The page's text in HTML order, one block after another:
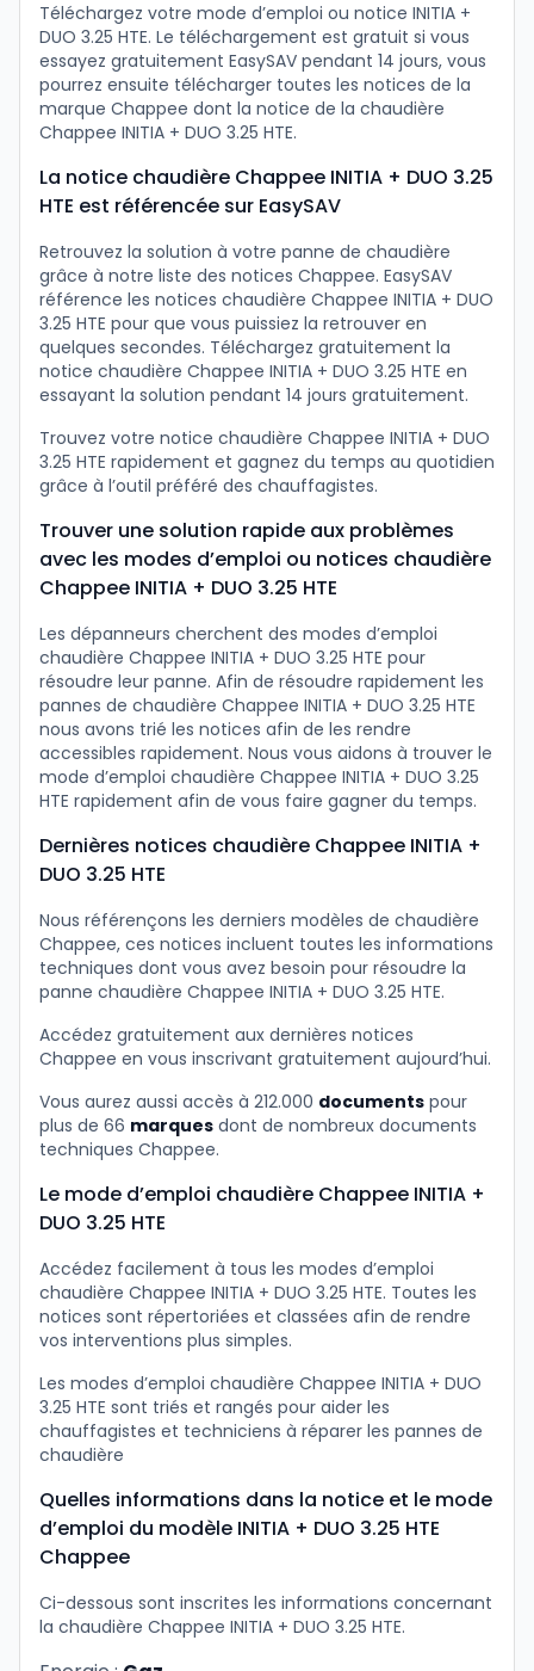
Téléchargez votre mode d’emploi ou notice INITIA +
DUO 3.25 HTE. Le téléchargement est gratuit si vous
essayez gratuitement EasySAV pendant 14 jours, vous
pourrez ensuite télécharger toutes les notices de la
marque Chappee dont la notice de la chaudière
Chappee INITIA + DUO 3.25 HTE.
La notice chaudière Chappee INITIA + DUO 3.25
HTE est référencée sur EasySAV
Retrouvez la solution à votre panne de chaudière
grâce à notre liste des notices Chappee. EasySAV
référence les notices chaudière Chappee INITIA + DUO
3.25 HTE pour que vous puissiez la retrouver en
quelques secondes. Téléchargez gratuitement la
notice chaudière Chappee INITIA + DUO 3.25 HTE en
essayant la solution pendant 14 jours gratuitement.
Trouvez votre notice chaudière Chappee INITIA + DUO
3.25 HTE rapidement et gagnez du temps au quotidien
grâce à l’outil préféré des chauffagistes.
Trouver une solution rapide aux problèmes
avec les modes d’emploi ou notices chaudière
Chappee INITIA + DUO 3.25 HTE
Les dépanneurs cherchent des modes d’emploi
chaudière Chappee INITIA + DUO 3.25 HTE pour
résoudre leur panne. Afin de résoudre rapidement les
pannes de chaudière Chappee INITIA + DUO 3.25 HTE
nous avons trié les notices afin de les rendre
accessibles rapidement. Nous vous aidons à trouver le
mode d’emploi chaudière Chappee INITIA + DUO 3.25
HTE rapidement afin de vous faire gagner du temps.
Dernières notices chaudière Chappee INITIA +
DUO 3.25 HTE
Nous référençons les derniers modèles de chaudière
Chappee, ces notices incluent toutes les informations
techniques dont vous avez besoin pour résoudre la
panne chaudière Chappee INITIA + DUO 3.25 HTE.
Accédez gratuitement aux dernières notices
Chappee en vous inscrivant gratuitement aujourd’hui.
Vous aurez aussi accès à 212.000 documents pour
plus de 66 marques dont de nombreux documents
techniques Chappee.
Le mode d’emploi chaudière Chappee INITIA +
DUO 3.25 HTE
Accédez facilement à tous les modes d’emploi
chaudière Chappee INITIA + DUO 3.25 HTE. Toutes les
notices sont répertoriées et classées afin de rendre
vos interventions plus simples.
Les modes d’emploi chaudière Chappee INITIA + DUO
3.25 HTE sont triés et rangés pour aider les
chauffagistes et techniciens à réparer les pannes de
chaudière
Quelles informations dans la notice et le mode
d’emploi du modèle INITIA + DUO 3.25 HTE
Chappee
Ci-dessous sont inscrites les informations concernant
la chaudière Chappee INITIA + DUO 3.25 HTE.